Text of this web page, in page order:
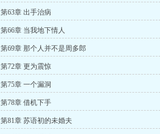
第63章 出手治病
第66章 当我地下情人
第69章 那个人并不是周多郎
第72章 更为震惊
第75章 一个漏洞
第78章 借机下手
第81章 苏语初的未婚夫